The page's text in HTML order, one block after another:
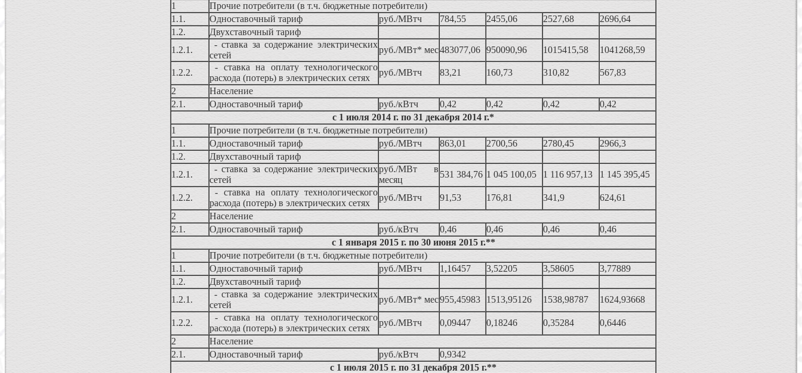
1
Прочие потребители (в т.ч. бюджетные потребители)
1.1.
Одноставочный тариф руб./МВтч 784,55 2455,06 2527,68
2696,64
1.2.
Двухставочный тариф
1.2.1.
- ставка за содержание электрических
сетей
руб./МВт* мес483077,06 950090,96 1015415,58 1041268,59
1.2.2.
- ставка на оплату технологического
расхода (потерь) в электрических сетях
руб./МВтч 83,21 160,73 310,82
567,83
2
Население
2.1.
Одноставочный тариф руб./кВтч 0,42 0,42 0,42
0,42
с 1 июля 2014 г. по 31 декабря 2014 г.*
1
Прочие потребители (в т.ч. бюджетные потребители)
1.1.
Одноставочный тариф руб./МВтч 863,01 2700,56 2780,45
2966,3
1.2.
Двухставочный тариф
1.2.1.
- ставка за содержание электрических
сетей
руб./МВт в
месяц
531 384,76 1 045 100,05 1 116 957,13 1 145 395,45
1.2.2.
- ставка на оплату технологического
расхода (потерь) в электрических сетях
руб./МВтч 91,53 176,81 341,9
624,61
2
Население
2.1.
Одноставочный тариф руб./кВтч 0,46 0,46 0,46
0,46
с 1 января 2015 г. по 30 июня 2015 г.**
1
Прочие потребители (в т.ч. бюджетные потребители)
1.1.
Одноставочный тариф руб./МВтч 1,16457 3,52205 3,58605
3,77889
1.2.
Двухставочный тариф
1.2.1.
- ставка за содержание электрических
сетей
руб./МВт* мес955,45983 1513,95126 1538,98787 1624,93668
1.2.2.
- ставка на оплату технологического
расхода (потерь) в электрических сетях
руб./МВтч 0,09447 0,18246 0,35284
0,6446
2
Население
2.1.
Одноставочный тариф руб./кВтч
0,9342
с 1 июля 2015 г. по 31 декабря 2015 г.**